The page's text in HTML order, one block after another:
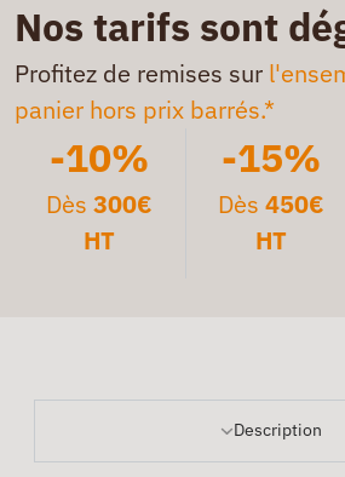
Nos tarifs sont
Profitez de remises sur
panier hors prix barrés.*
-10%
Dès300€
HT
-15%
Dès 450€
HT
Description